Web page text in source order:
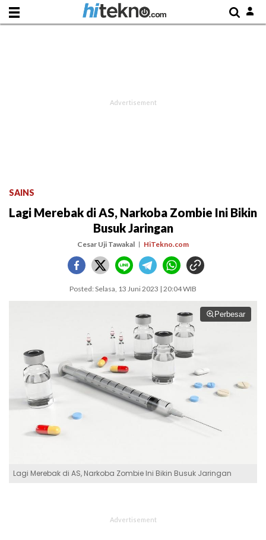
SAINS
Lagi Merebak di AS, Narkoba Zombie Ini Bikin
Busuk Jaringan
Cesar Uji Tawakal HiTekno.com
Posted: Selasa, 13 Juni 2023 | 20:04 WIB
Perbesar
Lagi Merebak di AS, Narkoba Zombie Ini Bikin Busuk Jaringan